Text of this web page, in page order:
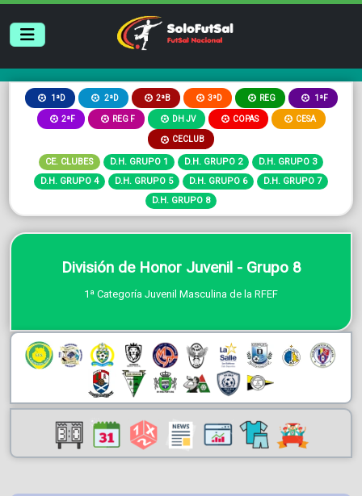
1ªD 2ªD 2ªB 3ªD REG 1ªF
2ªF REG F DH JV COPAS CESA
CECLUB
CE. CLUBES D.H. GRUPO 1 D.H. GRUPO 2
D.H. GRUPO 3
D.H. GRUPO 4
D.H. GRUPO 5 D.H. GRUPO 6
D.H. GRUPO 7
D.H. GRUPO 8
División de Honor Juvenil - Grupo 8
1ª Categoría Juvenil Masculina de la RFEF